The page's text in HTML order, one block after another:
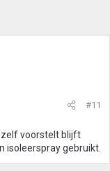
#11
zelf voorstelt blijft
isoleerspray gebruikt.